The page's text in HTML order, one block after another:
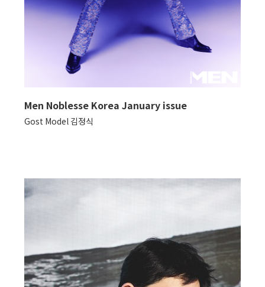
Men Noblesse Korea January issue
Gost Model 김정식